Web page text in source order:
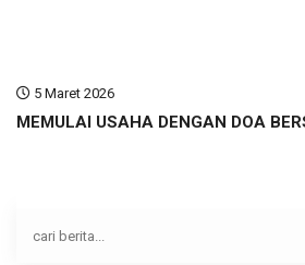
5 Maret 2026
MEMULAI USAHA DENGAN DOA